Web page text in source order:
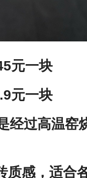
元一块
元一块
经过高温窑
质感，适合